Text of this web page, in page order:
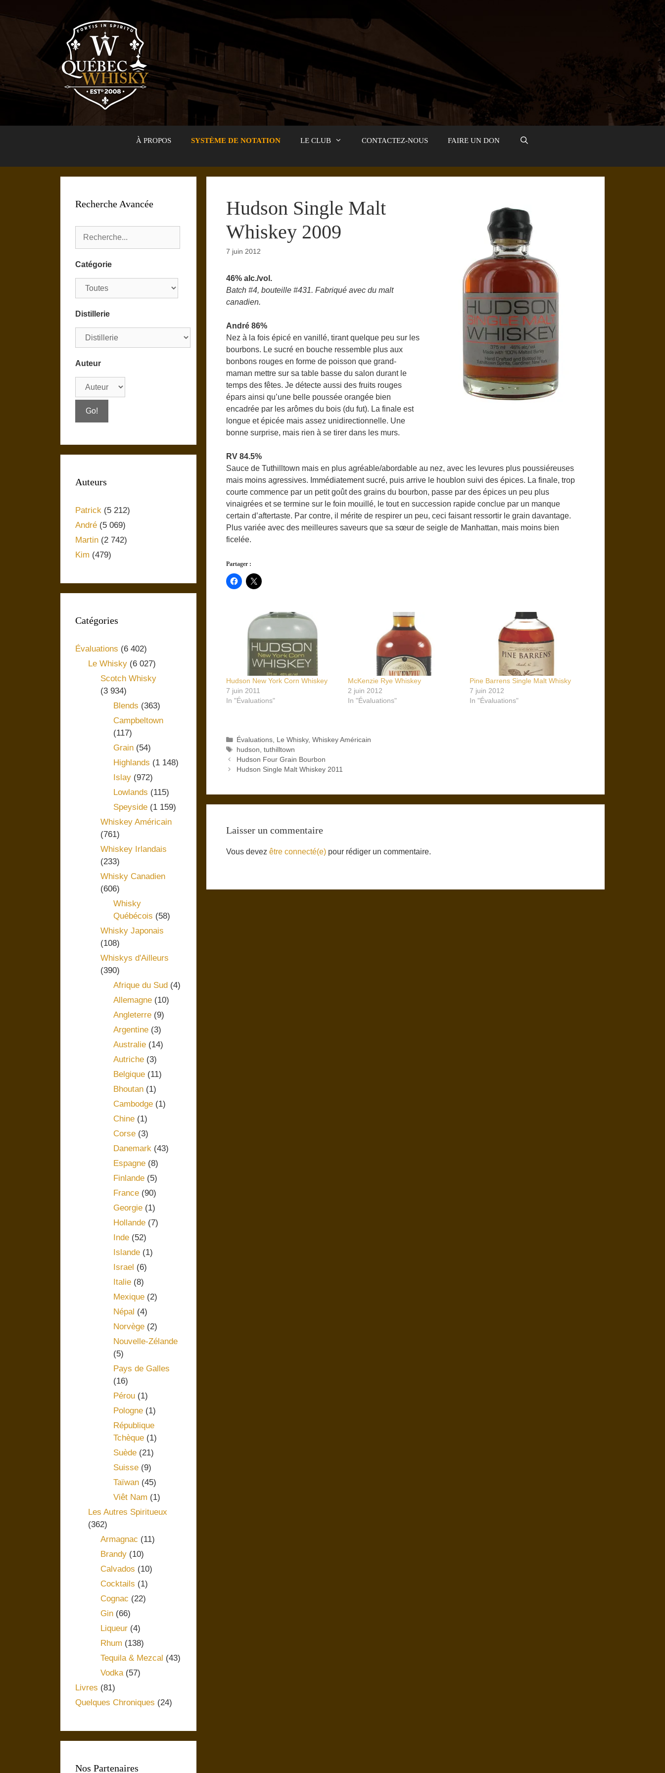
au
À PROPOS SYSTÈME DE NOTATION LE CLUB CONTACTEZ-NOUS FAIRE UN DON
Hudson Single Malt
Whiskey 2009
7 juin 2012
46% alc./vol.
Batch #4, bouteille #431. Fabriqué avec du malt
canadien.
André 86%
Nez à la fois épicé en vanillé, tirant quelque peu sur les
bourbons. Le sucré en bouche ressemble plus aux
bonbons rouges en forme de poisson que grand-
maman mettre sur sa table basse du salon durant le
temps des fêtes. Je détecte aussi des fruits rouges
épars ainsi qu’une belle poussée orangée bien
encadrée par les arômes du bois (du fut). La finale est
longue et épicée mais assez unidirectionnelle. Une
bonne surprise, mais rien à se tirer dans les murs.
RV 84.5%
Sauce de Tuthilltown mais en plus agréable/abordable au nez, avec les levures plus poussiéreuses
mais moins agressives. Immédiatement sucré, puis arrive le houblon suivi des épices. La finale, trop
courte commence par un petit goût des grains du bourbon, passe par des épices un peu plus
vinaigrées et se termine sur le foin mouillé, le tout en succession rapide conclue par un manque
certain d’aftertaste. Par contre, il mérite de respirer un peu, ceci faisant ressortir le grain davantage.
Plus variée avec des meilleures saveurs que sa sœur de seigle de Manhattan, mais moins bien
ficelée.
Partager :
Hudson New York Corn Whiskey
7 juin 2011
In "Évaluations"
McKenzie Rye Whiskey
2 juin 2012
In "Évaluations"
Pine Barrens Single Malt Whisky
7 juin 2012
In "Évaluations"
Catégories
Évaluations Le Whisky,Whiskey Américain
Étiquettes
hudson ,tuthilltown
Hudson Four Grain Bourbon
Hudson Single Malt Whiskey 2011
Laisser un commentaire
Vous devez être connecté(e) pour rédiger un commentaire.
Recherche Avancée
Catégorie
Distillerie
Auteur
Auteurs
Patrick (5 212)
André (5 069)
Martin (2 742)
Kim (479)
Catégories
Évaluations (6 402)
Le Whisky(6 027)
Scotch Whisky
(3 934)
Blends (363)
Campbeltown
(117)
Grain(54)
Highlands (1 148)
Islay(972)
Lowlands (115)
Speyside(1 159)
Whiskey Américain
(761)
Whiskey Irlandais
(233)
Whisky Canadien
(606)
Whisky
Québécois (58)
Whisky Japonais
(108)
Whiskys d'Ailleurs
(390)
Afrique du Sud(4)
Allemagne(10)
Angleterre(9)
Argentine(3)
Australie(14)
Autriche(3)
Belgique(11)
Bhoutan(1)
Cambodge(1)
Chine(1)
Corse(3)
Danemark (43)
Espagne(8)
Finlande(5)
France(90)
Georgie(1)
Hollande(7)
Inde(52)
Islande(1)
Israel (6)
Italie(8)
Mexique(2)
Népal (4)
Norvège(2)
Nouvelle-Zélande
(5)
Pays de Galles
(16)
Pérou(1)
Pologne(1)
République
Tchèque(1)
Suède(21)
Suisse(9)
Taïwan(45)
Viêt Nam (1)
Les Autres Spiritueux
(362)
Armagnac (11)
Brandy (10)
Calvados (10)
Cocktails (1)
Cognac (22)
Gin (66)
Liqueur (4)
Rhum (138)
Tequila & Mezcal (43)
Vodka (57)
Livres (81)
Quelques Chroniques (24)
Nos Partenaires